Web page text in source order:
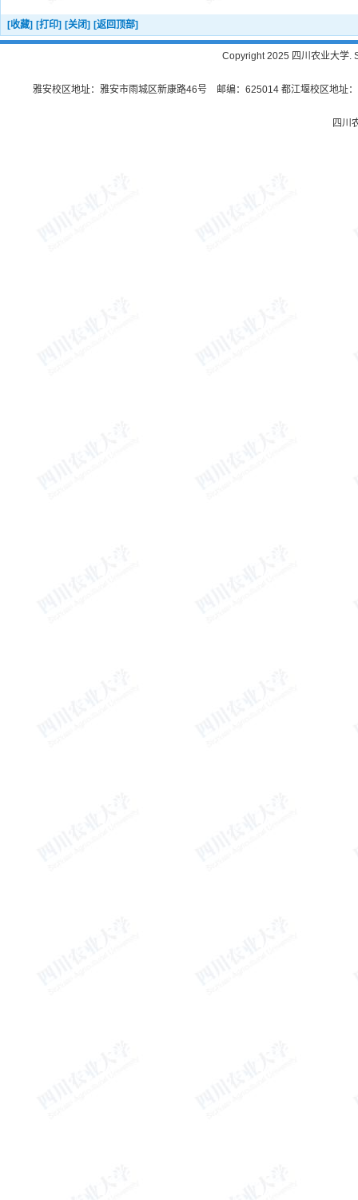
[收藏] [打印] [关闭] [返回顶部]
Copyright 2025 四川农业大学.
雅安校区地址：雅安市雨城区新康路46号 邮编：625014 都江堰校区地址
四川